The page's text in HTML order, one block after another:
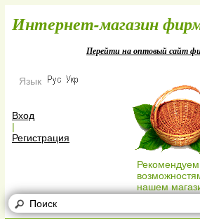
Интернет-магазин
Перейти на оптовый сайт
Язык
нашем
Вход
|
Регистрация